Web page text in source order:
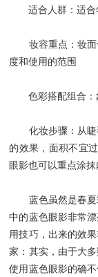
适合人群：适合
妆容重点：妆面
度和使用的范围
色彩搭配组合：
化妆步骤：从睫
的效果，面积不宜
眼影也可以重点涂
蓝色虽然是春夏
中的蓝色眼影非常
用技巧，出来的效
家：其实，由于大
使用蓝色眼影的确